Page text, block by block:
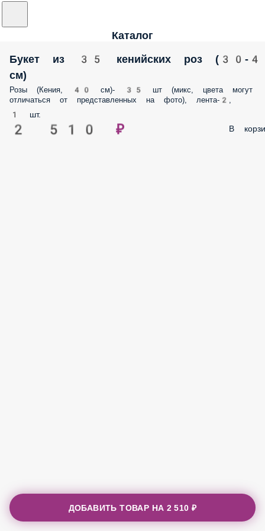
Каталог
Букет из 35 кенийских роз (30-
см)
Розы (Кения, 40 см)- 35 шт (микс, цвета могут
отличаться от представленных на фото), лента-2,
1 шт.
2 510 ₽ В
ДОБАВИТЬ ТОВАР НА 2 510 ₽